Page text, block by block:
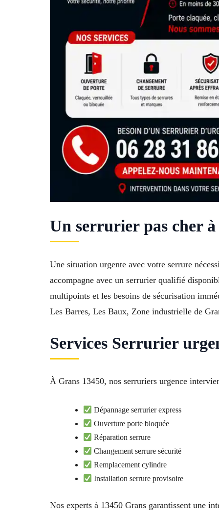
Un serrurier pas cher
Une situation urgente avec votre serrure
accompagne avec un serrurier qualifié
multipoints et les besoins de sécurisation
Les Barres, Les Baux, Zone industrielle de
Services Serrurier
À Grans 13450, nos serruriers urgence
Dépannage serrurier express
Ouverture porte bloquée
Réparation serrure
Changement serrure sécurité
Remplacement cylindre
Installation serrure provisoire
Nos experts à 13450 Grans garantissent une